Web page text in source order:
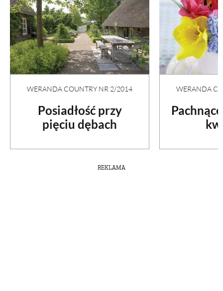
WERANDA COUNTRY NR 2/2014
Posiadłość przy
pięciu dębach
WERANDA
REKLAMA